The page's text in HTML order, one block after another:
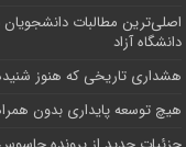
اصلی‌ترین مطالبات
دانشگاه آز‌اد
هشداری تاریخی که هنوز
هیچ توسعه پایداری بدون